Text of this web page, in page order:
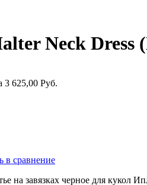
Neck Dress
3 625,00 Руб.
в сравнение
на завязках черное для кукол